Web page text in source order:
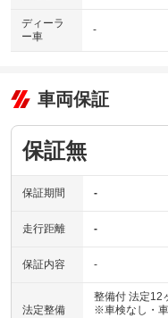
ディーラ
ー車
-
車両保証
保証無
保証期間 -
走行距離 -
保証内容 -
法定整備
整備付 法定12
※車検なし・